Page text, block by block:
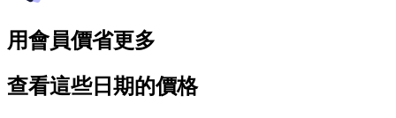
用會員價省更多
查看這些日期的價格